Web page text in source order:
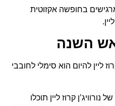
בחופשה אקזוטית
השנה
ליין להיום הוא סימלי לחובבי
קרוז ליין תוכלו